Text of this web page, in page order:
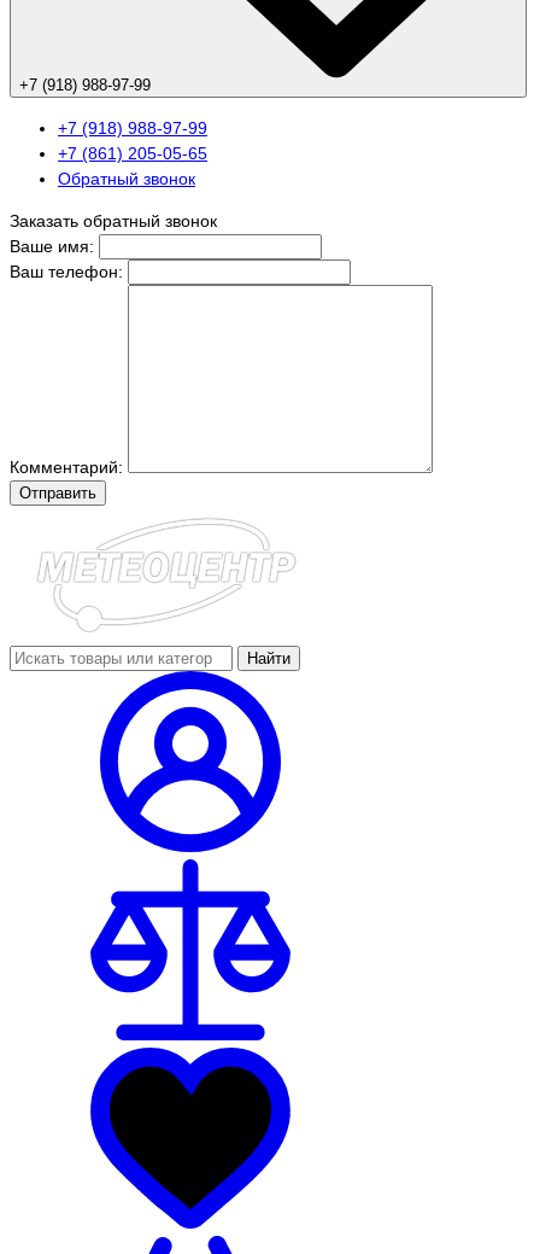
+7 (918) 988-97-99
+7 (918) 988-97-99
+7 (861) 205-05-65
Обратный звонок
Заказать обратный звонок
Ваше имя:
Ваш телефон:
Комментарий:
Отправить
Найти